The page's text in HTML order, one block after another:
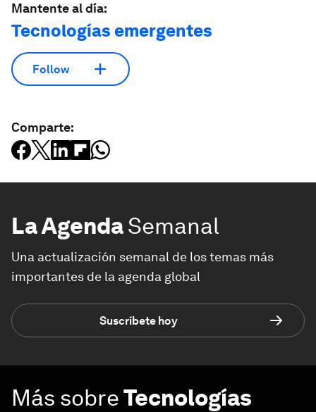
Mantente al día:
Tecnologías emergentes
Follow
Comparte:
La AgendaSemanal
Una actualización semanal de los temas más
importantes de la agenda global
Suscríbete hoy
Más sobreTecnologías